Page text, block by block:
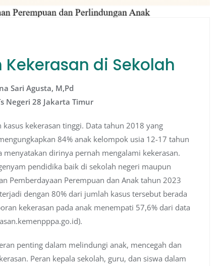
di Sekolah
Sari Agusta, M,Pd
Negeri 28 Jakarta Timur
kekerasan tinggi. Data tahun 2018 yang
84% anak kelompok usia 12-17 tahun
dirinya pernah mengalami kekerasan.
pendidika baik di sekolah negeri maupun
Pemberdayaan Perempuan dan Anak tahun 2023
dengan 80% dari jumlah kasus tersebut berada
kekerasan pada anak menempati 57,6% dari data
penting dalam melindungi anak, mencegah dan
Peran kepala sekolah, guru, dan siswa dalam